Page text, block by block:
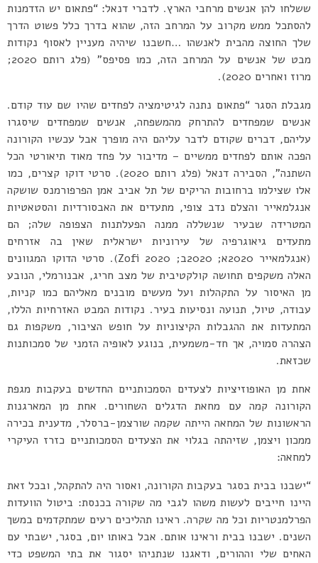
ששלחו להן אנשים מרחבי הארץ. לדברי דנאל: “פתאום יש הזדמנות
להסתכל ממש מקרוב על המרחב הזה, שהוא בדרך כלל פשוט הדרך
שלך החוצה מהבית לאנשהו …חשבנו שיהיה מעניין לאסוף נקודות
מבט של אנשים על המרחב הזה, כמו פסיפס” (פלג רותם 2020;
מרוז ואחרים 2020).
מגבלת הסגר “פתאום נתנה לגיטימציה לפחדים שהיו שם עוד קודם.
אנשים שמפחדים להתרחק מהמשפחה, אנשים שמפחדים שיסגרו
עליהם, דברים שקודם לדבר עליהם היה מופרך אבל עכשיו הקורונה
הפכה אותם לפחדים ממשיים – מדיבור על פחד מאוד תיאורטי הכל
השתנה”, הסבירה דנאל (פלג רותם 2020). סרטי דוקו קצרים, כמו
אלו שצילמו ברחובות הריקים של תל אביב אמן הפרפורמנס שושקה
אנגלמאייר והצלם נדב צופי, מתעדים את האבסורדיות והסטאטיות
המטרידה שבעיר שנשללה ממנה הפעלתנות הצפופה שלה; הם
מתעדים גיאוגרפיה של עירוניות ישראלית שאין בה אזרחים
(אנגלמאייר 2020א; 2020ב; Zofi 2020). סרטי הדוקו המגוונים
האלה משקפים תחושה קולקטיבית של מצב חריג, אבנורמלי, הנובע
מן האיסור על התקהלות ועל מעשים מובנים מאליהם כמו קניות,
עבודה, טיול, תנועה ונסיעות בעיר. נקודות המבט האזרחיות הללו,
המתעדות את ההגבלות הקיצוניות על חופש הציבור, משקפות גם
הצהרה סמויה, אך חד-משמעית, בנוגע לאופיה הזמני של סמכותנות
שכזאת.
אחת מן האופוזיציות לצעדים הסמכותניים החדשים בעקבות מגפת
הקורונה קמה עם מחאת הדגלים השחורים. אחת מן המארגנות
הראשונות של המחאה הייתה שקמה שורצמן-ברסלר, מדענית בכירה
ממכון ויצמן, שזיהתה בגלוי את הצעדים הסמכותניים כזרז העיקרי
למחאה:
“ישבנו בבית בסגר בעקבות הקורונה, ואסור היה להתקהל, ובכל זאת
היינו חייבים לעשות משהו לגבי מה שקורה בכנסת: ביטול הוועדות
הפרלמנטריות וכל מה שקרה. ראינו תהליכים רעים שמתקדמים במשך
השנים. ישבנו בבית וראינו אותם. אבל באותו יום, בסגר, ישבתי עם
האחים שלי וההורים, ודאגנו שנתניהו יסגור את בתי המשפט כדי